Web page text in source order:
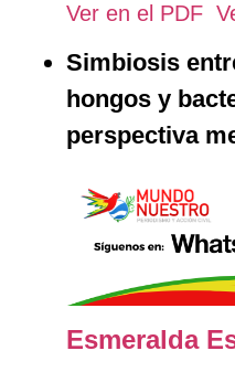
Ver en el PDF
Simbiosis
hongos y
perspectiva
Esmeralda